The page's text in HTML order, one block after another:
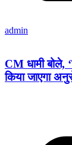
admin
CM धामी बोले,
किया जाएगा